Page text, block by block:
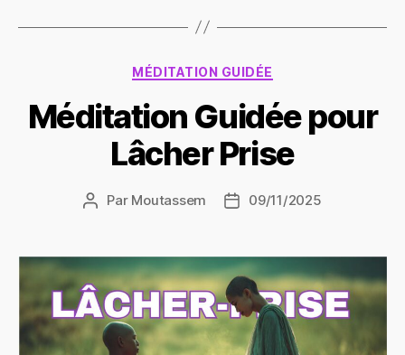
Catégories
MÉDITATION GUIDÉE
Méditation Guidée pour
Lâcher Prise
Auteur
Par Moutassem
Date09/11/2025